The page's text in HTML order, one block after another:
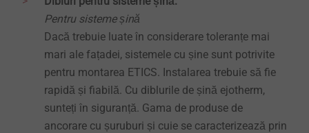
Pentru sisteme șină
Dacă trebuie luate în considerare toleranțe mai
mari ale fațadei, sistemele cu șine sunt potrivite
pentru montarea ETICS. Instalarea trebuie să fie
rapidă și fiabilă. Cu diblurile de șină ejotherm,
sunteți în siguranță. Gama de produse de
ancorare cu șuruburi și cuie se caracterizează prin